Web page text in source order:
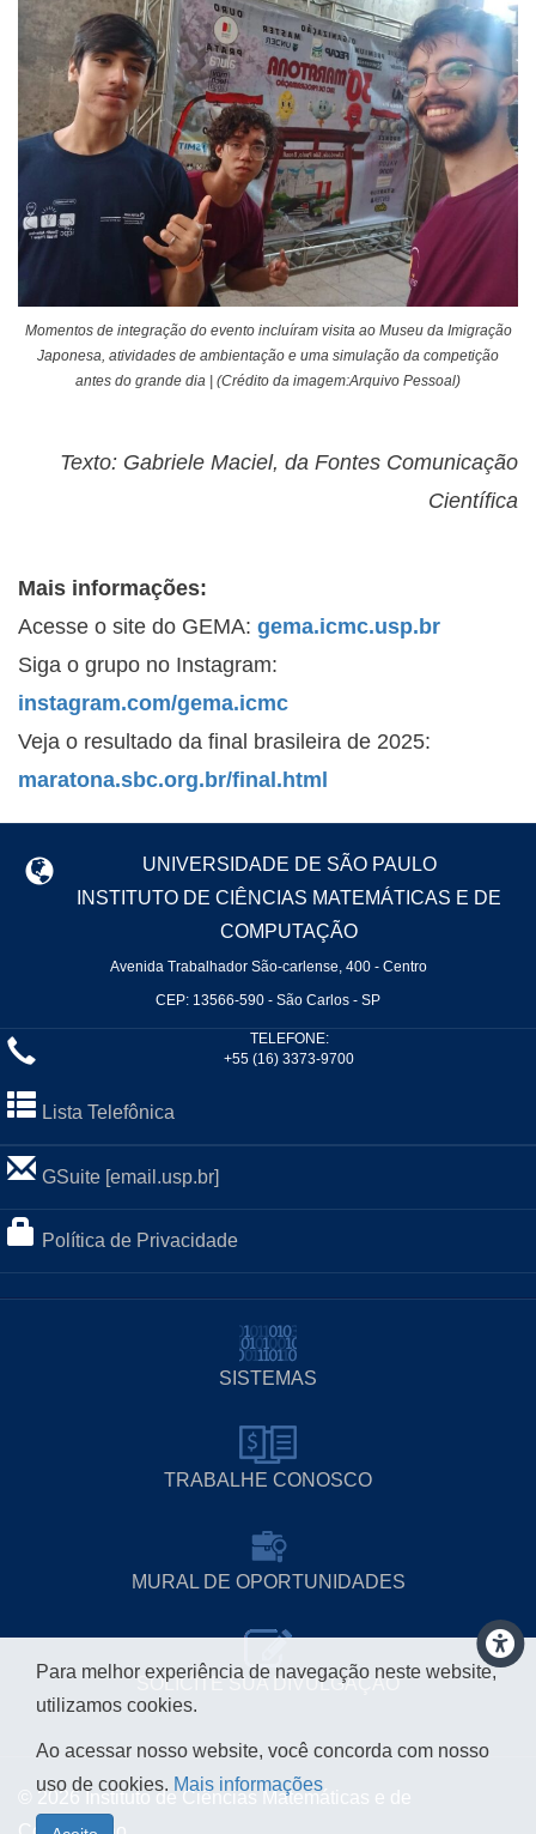
Momentos de integração do evento incluíram visita ao Museu da Imigração
Japonesa, atividades de ambientação e uma simulação da competição
antes do grande dia | (Crédito da imagem:Arquivo Pessoal)
Texto: Gabriele Maciel, da Fontes Comunicação
Científica
Mais informações:
Acesse o site do GEMA: gema.icmc.usp.br
Siga o grupo no Instagram:
instagram.com/gema.icmc
Veja o resultado da final brasileira de 2025:
maratona.sbc.org.br/final.html
UNIVERSIDADE DE SÃO PAULO
INSTITUTO DE CIÊNCIAS MATEMÁTICAS E DE
COMPUTAÇÃO
Avenida Trabalhador São-carlense, 400 - Centro
CEP: 13566-590 - São Carlos - SP
TELEFONE:
+55 (16) 3373-9700
Lista Telefônica
GSuite [email.usp.br]
Política de Privacidade
SISTEMAS
TRABALHE CONOSCO
MURAL DE OPORTUNIDADES
SOLICITE SUA DIVULGAÇÃO
© 2026 Instituto de Ciências Matemáticas e de
Para melhor experiência de navegação neste website,
utilizamos cookies.
Ao acessar nosso website, você concorda com nosso
uso de cookies. Mais informações